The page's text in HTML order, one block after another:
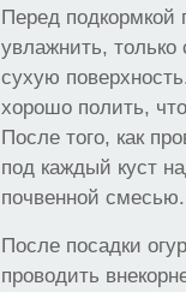
Перед подкормкой
увлажнить,
сухую
хорошо полить,
После того, как
под каждый куст
почвенной смесью.
После посадки
проводить